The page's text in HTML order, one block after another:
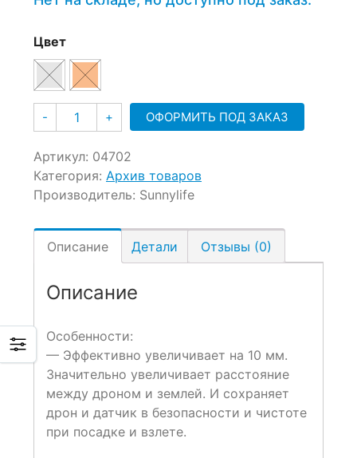
Цвет
- Количество
+ ОФОРМИТЬ ПОД ЗАКАЗ
Артикул: 04702
Категория: Архив товаров
Производитель: Sunnylife
Описание Детали Отзывы (0)
Описание
Особенности:
— Эффективно увеличивает на 10 мм.
Значительно увеличивает расстояние
между дроном и землей. И сохраняет
дрон и датчик в безопасности и чистоте
при посадке и взлете.